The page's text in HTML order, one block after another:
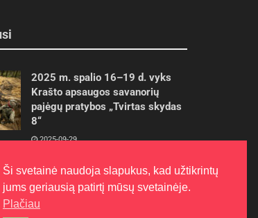
2025 m. spalio 16–19 d. vyks
Krašto apsaugos savanorių
pajėgų pratybos „Tvirtas skydas
8“
2025-09-29
Gudrybės, kad trimerio pjovimo
valas tarnautų ilgiau
2022-06-27
Ši svetainė naudoja slapukus, kad užtikrintų
jums geriausią patirtį mūsų svetainėje.
Plačiau